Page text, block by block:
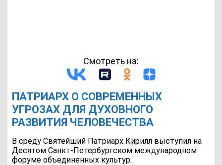
Смотреть на:
ПАТРИАРХ О СОВРЕМЕННЫХ
УГРОЗАХ ДЛЯ ДУХОВНОГО
РАЗВИТИЯ ЧЕЛОВЕЧЕСТВА
В среду Святейший Патриарх Кирилл выступил на
Десятом Санкт-Петербургском международном
форуме объединенных культур.